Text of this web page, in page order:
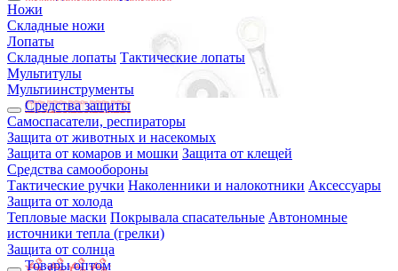
Ножи
Складные ножи
Лопаты
Складные лопаты Тактические лопаты
Мультитулы
Мультиинструменты
Средства защиты
Самоспасатели, респираторы
Защита от животных и насекомых
Защита от комаров и мошки Защита от клещей
Средства самообороны
Тактические ручки Наколенники и налокотники Аксессуары
Защита от холода
Тепловые маски Покрывала спасательные Автономные
источники тепла (грелки)
Защита от солнца
Товары оптом